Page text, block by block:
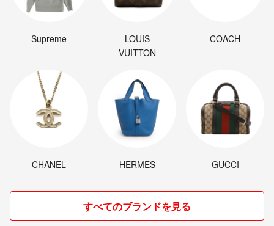
Supreme
LOUIS
VUITTON
COACH
CHANEL HERMES GUCCI
すべてのブランドを見る